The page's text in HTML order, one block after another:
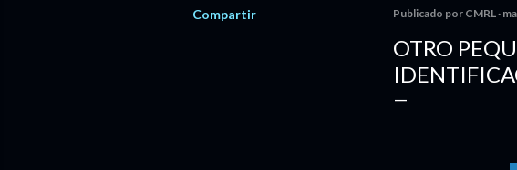
Compartir Publicado por CMRL
OTRO